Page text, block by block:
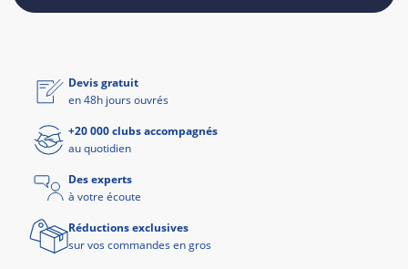
Devis gratuit
en 48h jours ouvrés
+20 000 clubs accompagnés
au quotidien
Des experts
à votre écoute
Réductions exclusives
sur vos commandes en gros